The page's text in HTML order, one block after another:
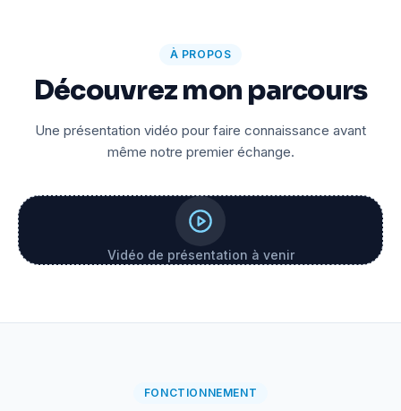
À PROPOS
Découvrez mon parcours
Une présentation vidéo pour faire connaissance avant
même notre premier échange.
Vidéo de présentation à venir
FONCTIONNEMENT